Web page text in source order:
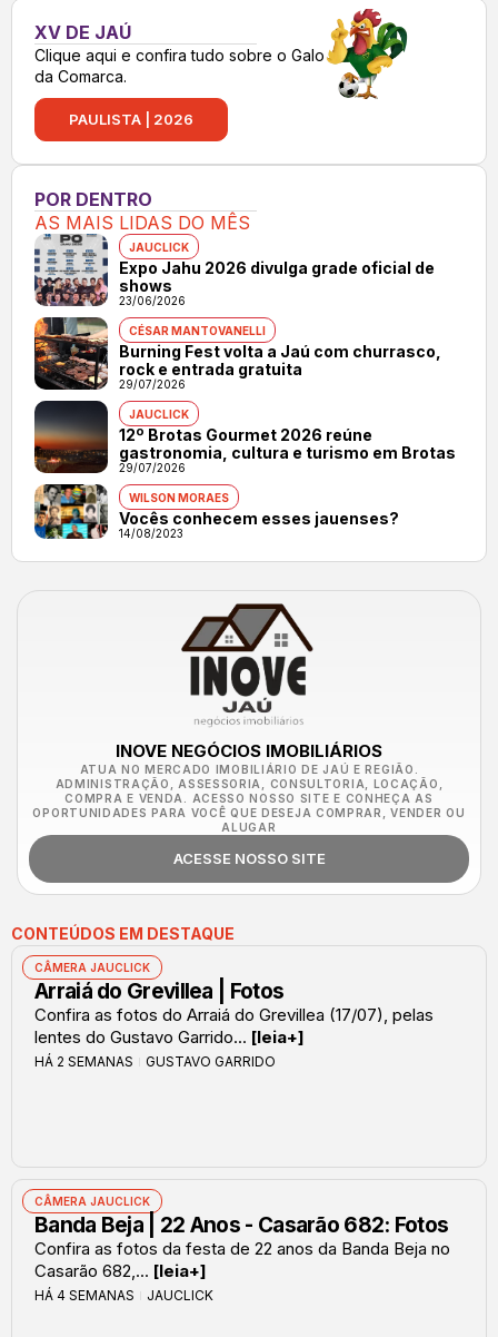
XV DE JAÚ
Clique aqui e confira tudo sobre o Galo
da Comarca.
PAULISTA | 2026
POR DENTRO
AS MAIS LIDAS DO MÊS
JAUCLICK
Expo Jahu 2026 divulga grade oficial de
shows
23/06/2026
CÉSAR MANTOVANELLI
Burning Fest volta a Jaú com churrasco,
rock e entrada gratuita
29/07/2026
JAUCLICK
12º Brotas Gourmet 2026 reúne
gastronomia, cultura e turismo em Brotas
29/07/2026
WILSON MORAES
Vocês conhecem esses jauenses?
14/08/2023
INOVE NEGÓCIOS IMOBILIÁRIOS
ATUA NO MERCADO IMOBILIÁRIO DE JAÚ E REGIÃO.
ADMINISTRAÇÃO, ASSESSORIA, CONSULTORIA, LOCAÇÃO,
COMPRA E VENDA. ACESSO NOSSO SITE E CONHEÇA AS
OPORTUNIDADES PARA VOCÊ QUE DESEJA COMPRAR, VENDER OU
ALUGAR
ACESSE NOSSO SITE
CONTEÚDOS EM DESTAQUE
CÂMERA JAUCLICK
Arraiá do Grevillea | Fotos
Confira as fotos do Arraiá do Grevillea (17/07), pelas
lentes do Gustavo Garrido... [leia+]
HÁ 2 SEMANAS GUSTAVO GARRIDO
CÂMERA JAUCLICK
Banda Beja | 22 Anos - Casarão 682: Fotos
Confira as fotos da festa de 22 anos da Banda Beja no
Casarão 682,... [leia+]
HÁ 4 SEMANAS JAUCLICK